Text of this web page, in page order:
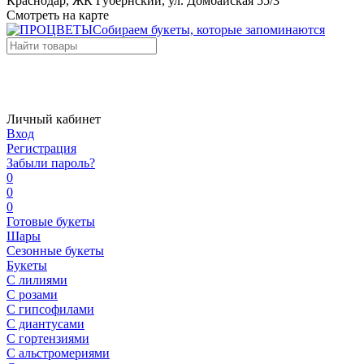
Смотреть на карте
Собираем букеты, которые запоминаются
Личный кабинет
Вход
Регистрация
Забыли пароль?
0
0
0
Готовые букеты
Шары
Сезонные букеты
Букеты
С лилиями
С розами
С гипсофилами
С диантусами
С гортензиями
С альстромериями